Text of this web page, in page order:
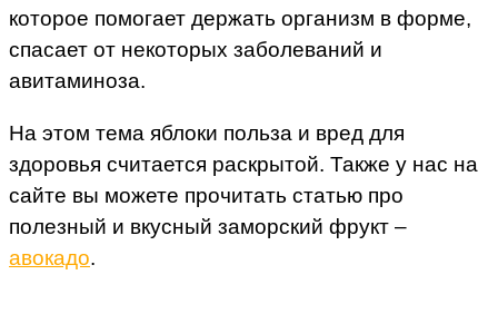
которое помогает держать организм в форме,
спасает от некоторых заболеваний и
авитаминоза.
На этом тема яблоки польза и вред для
здоровья считается раскрытой. Также у нас на
сайте вы можете прочитать статью про
полезный и вкусный заморский фрукт –
авокадо.